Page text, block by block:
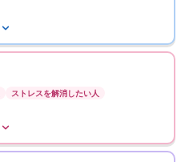
ストレスを解消したい人